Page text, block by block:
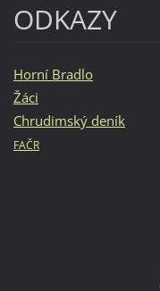
ODKAZY
Horní Bradlo
Žáci
Chrudimský deník
FAČR